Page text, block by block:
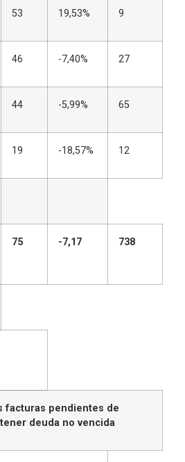
53 19,53% 9
46 -7,40% 27
44 -5,99% 65
19 -18,57% 12
75 -7,17 738
facturas pendientes de
deuda no vencida